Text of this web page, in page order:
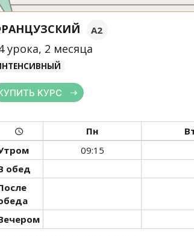
A2
урока, 2 месяца
КУРС
Пн
09:15
обед